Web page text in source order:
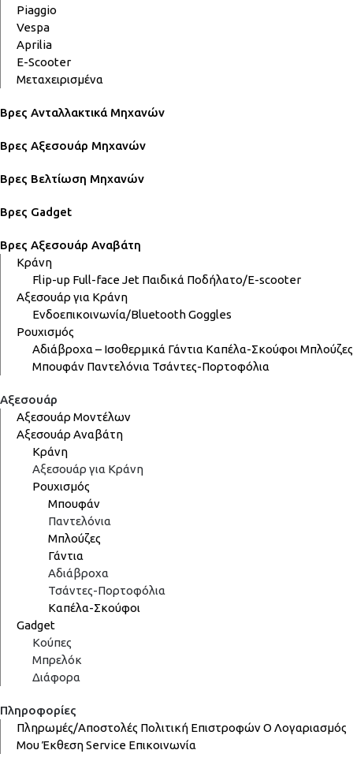
Piaggio
Vespa
Aprilia
E-Scooter
Μεταχειρισμένα
Βρες Ανταλλακτικά Μηχανών
Βρες Αξεσουάρ Μηχανών
Βρες Βελτίωση Μηχανών
Βρες Gadget
Βρες Αξεσουάρ Αναβάτη
Κράνη
Flip-up Full-faceJet Παιδικά Ποδήλατο/E-scooter
Αξεσουάρ για Κράνη
Ενδοεπικοινωνία/BluetoothGoggles
Ρουχισμός
Αδιάβροχα – Ισοθερμικά Γάντια Καπέλα-Σκούφοι Μπλούζες
Μπουφάν Παντελόνια Τσάντες-Πορτοφόλια
Αξεσουάρ
Αξεσουάρ Μοντέλων
Αξεσουάρ Αναβάτη
Κράνη
Αξεσουάρ για Κράνη
Ρουχισμός
Μπουφάν
Παντελόνια
Μπλούζες
Γάντια
Αδιάβροχα
Τσάντες-Πορτοφόλια
Καπέλα-Σκούφοι
Gadget
Κούπες
Μπρελόκ
Διάφορα
Πληροφορίες
Πληρωμές/Αποστολές Πολιτική ΕπιστροφώνΟ Λογαριασμός
ΜουΈκθεσηService Επικοινωνία